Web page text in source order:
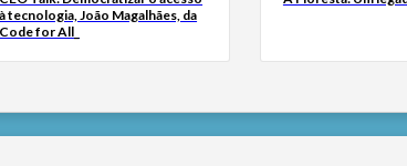
à tecnologia, João Magalhães, da
Code for All_